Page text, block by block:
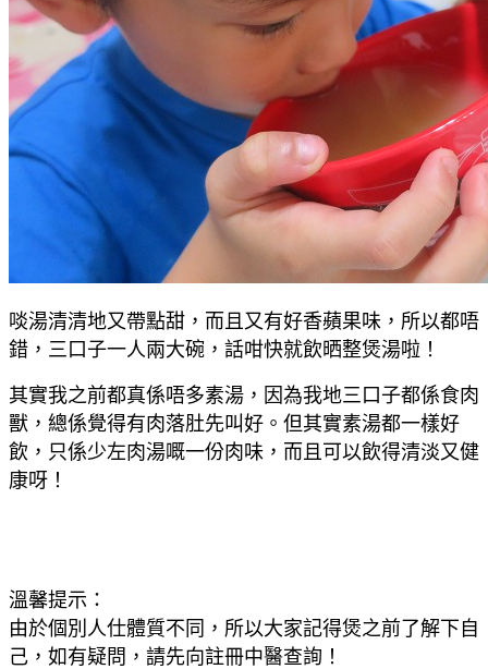
啖湯清清地又帶點甜，而且又有好香蘋果味，所以都唔
錯，三口子一人兩大碗，話咁快就飲晒整煲湯啦！
其實我之前都真係唔多素湯，因為我地三口子都係食肉
獸，總係覺得有肉落肚先叫好。但其實素湯都一樣好
飲，只係少左肉湯嘅一份肉味，而且可以飲得清淡又健
康呀！
溫馨提示：
由於個別人仕體質不同，所以大家記得煲之前了解下自
己，如有疑問，請先向註冊中醫查詢！